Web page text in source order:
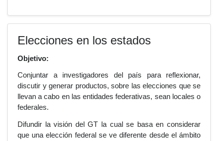
Elecciones en los estados
Objetivo:
Conjuntar a investigadores del país para reflexionar,
discutir y generar productos, sobre las elecciones que se
llevan a cabo en las entidades federativas, sean locales o
federales.
Difundir la visión del GT la cual se basa en considerar
que una elección federal se ve diferente desde el ámbito